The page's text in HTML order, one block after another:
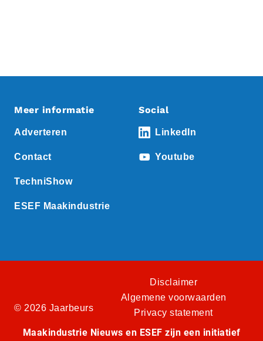
Meer informatie
Adverteren
Contact
TechniShow
ESEF Maakindustrie
Social
LinkedIn
Youtube
© 2026 Jaarbeurs
Disclaimer
Algemene voorwaarden
Privacy statement
Maakindustrie Nieuws en ESEF zijn een initiatief